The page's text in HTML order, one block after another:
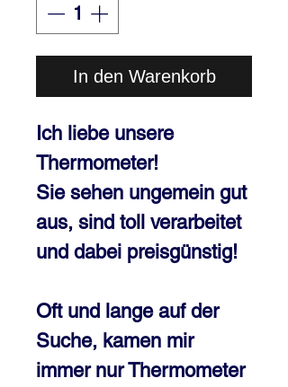
In den Warenkorb
Ich liebe unsere
Thermometer!
Sie sehen ungemein gut
aus, sind toll verarbeitet
und dabei preisgünstig!
Oft und lange auf der
Suche, kamen mir
immer nur Thermometer